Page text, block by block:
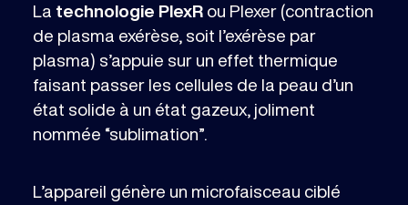
La technologie PlexRou Plexer (contraction
de plasma exérèse, soit l’exérèse par
plasma) s’appuie sur un effet thermique
faisant passer les cellules de la peau d’un
état solide à un état gazeux, joliment
nommée “sublimation”.
L’appareil génère un microfaisceau ciblé